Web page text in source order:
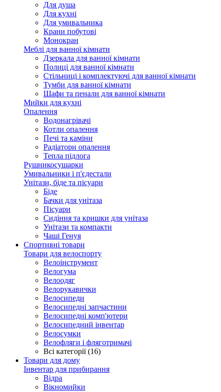
Для душа
Для кухні
Для умивальника
Крани побутові
Монокран
Меблі для ванної кімнати
Дзеркала для ванної кімнати
Полиці для ванної кімнати
Стільниці і комплектуючі для ванної кімнати
Тумби для ванної кімнати
Шафи та пенали для ванної кімнати
Мийки для кухні
Опалення
Водонагрівачі
Котли опалення
Печі та каміни
Радіатори опалення
Тепла підлога
Рушникосушарки
Умивальники і п'єдестали
Унітази, біде та пісуари
Біде
Бачки для унітаза
Пісуари
Сидіння та кришки для унітаза
Унітази та компакти
Чаші Генуя
Спортивні товари
Товари для велоспорту
Велоінструмент
Велогума
Велоодяг
Велорукавички
Велосипеди
Велосипедні запчастини
Велосипедні комп'ютери
Велосипедний інвентар
Велосумки
Велофляги і фляготримачі
Всі категорії (16)
Товари для дому
Інвентар для прибирання
Відра
Вікномийки